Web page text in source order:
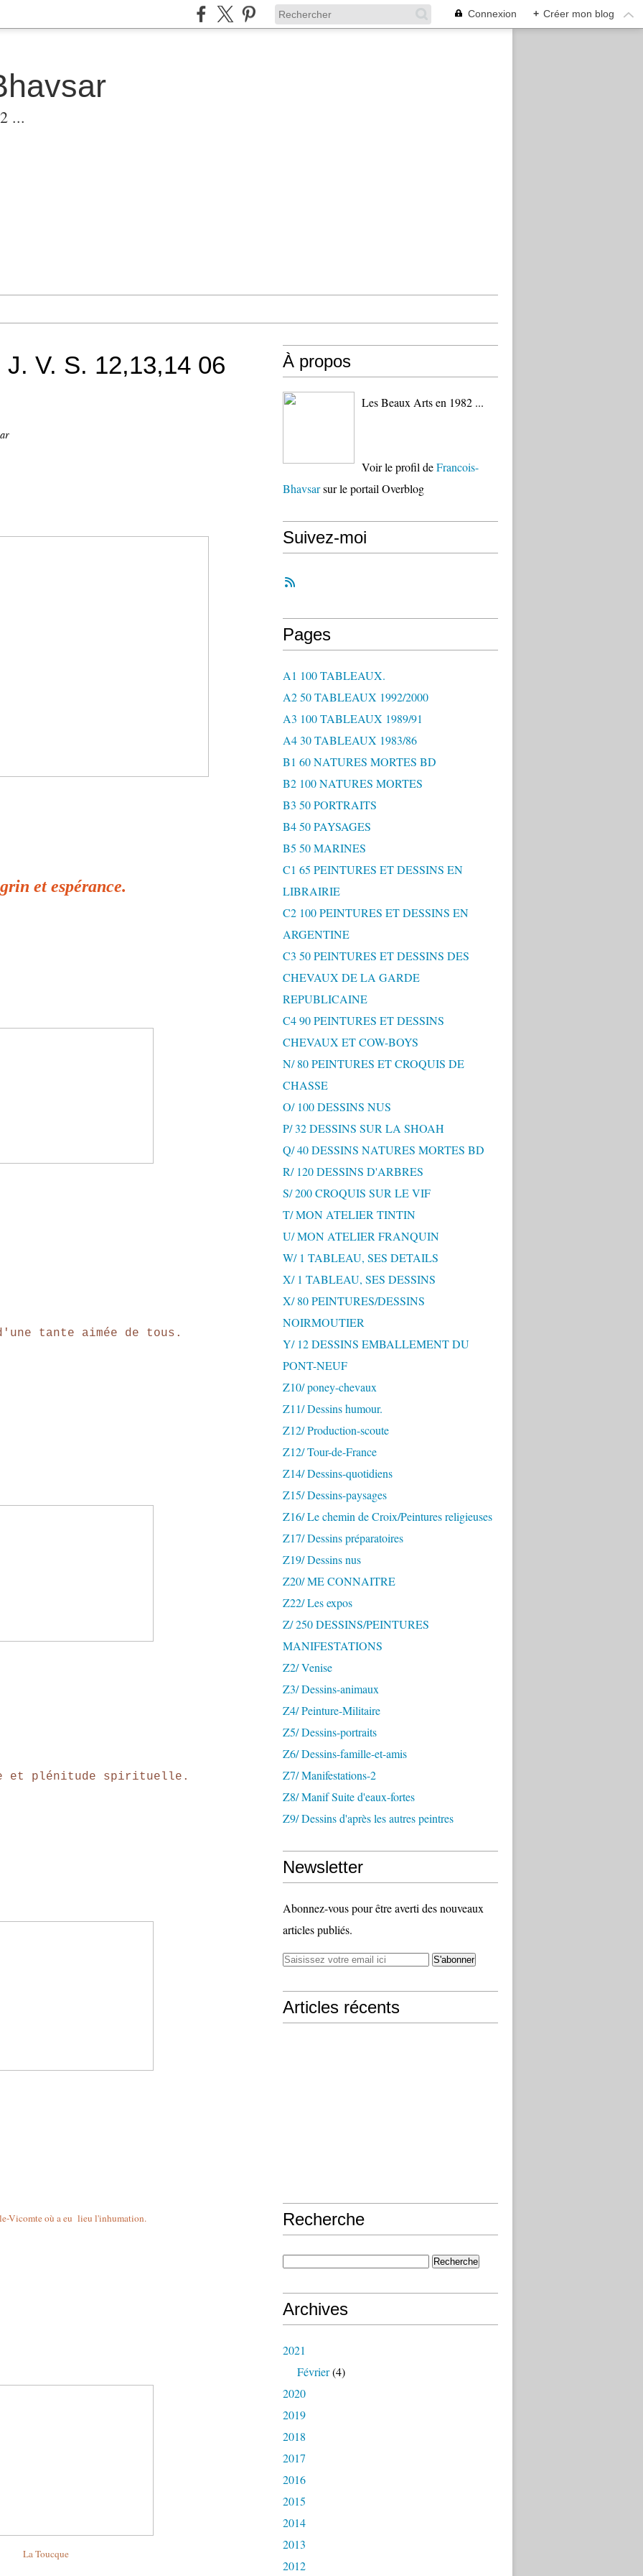
Connexion + Créer mon blog
...
V. S. 12,13,14 06
et espérance.
tante aimée de tous.
et plénitude spirituelle.
Vicomte où a eu lieu l'inhumation.
La Toucque
À propos
Les Beaux Arts en 1982 ...
Voir le profil deFrancois-
Bhavsarsur le portail Overblog
Suivez-moi
Pages
A1 100 TABLEAUX.
A2 50 TABLEAUX 1992/2000
A3 100 TABLEAUX 1989/91
A4 30 TABLEAUX 1983/86
B1 60 NATURES MORTES BD
B2 100 NATURES MORTES
B3 50 PORTRAITS
B4 50 PAYSAGES
B5 50 MARINES
C1 65 PEINTURES ET DESSINS EN
LIBRAIRIE
C2 100 PEINTURES ET DESSINS EN
ARGENTINE
C3 50 PEINTURES ET DESSINS DES
CHEVAUX DE LA GARDE
REPUBLICAINE
C4 90 PEINTURES ET DESSINS
CHEVAUX ET COW-BOYS
N/ 80 PEINTURES ET CROQUIS DE
CHASSE
O/ 100 DESSINS NUS
P/ 32 DESSINS SUR LA SHOAH
Q/ 40 DESSINS NATURES MORTES BD
R/ 120 DESSINS D'ARBRES
S/ 200 CROQUIS SUR LE VIF
T/ MON ATELIER TINTIN
U/ MON ATELIER FRANQUIN
W/ 1 TABLEAU, SES DETAILS
X/ 1 TABLEAU, SES DESSINS
X/ 80 PEINTURES/DESSINS
NOIRMOUTIER
Y/ 12 DESSINS EMBALLEMENT DU
PONT-NEUF
Z10/ poney-chevaux
Z11/ Dessins humour.
Z12/ Production-scoute
Z12/ Tour-de-France
Z14/ Dessins-quotidiens
Z15/ Dessins-paysages
Z16/ Le chemin de Croix/Peintures religieuses
Z17/ Dessins préparatoires
Z19/ Dessins nus
Z20/ ME CONNAITRE
Z22/ Les expos
Z/ 250 DESSINS/PEINTURES
MANIFESTATIONS
Z2/ Venise
Z3/ Dessins-animaux
Z4/ Peinture-Militaire
Z5/ Dessins-portraits
Z6/ Dessins-famille-et-amis
Z7/ Manifestations-2
Z8/ Manif Suite d'eaux-fortes
Z9/ Dessins d'après les autres peintres
Newsletter
Abonnez-vous pour être averti des nouveaux
articles publiés.
Articles récents
Recherche
Archives
2021
Février(4)
2020
2019
2018
2017
2016
2015
2014
2013
2012